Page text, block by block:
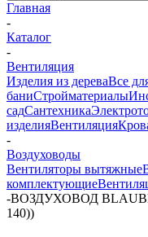
Главная
-
Каталог
-
Вентиляция
Изделия из дереваВсе
баниСтройматериалы
садСантехника
изделияВентиляция
-
Воздуховоды
Вентиляторы вытяжные
комплектующие
-ВОЗДУХОВОД
140))